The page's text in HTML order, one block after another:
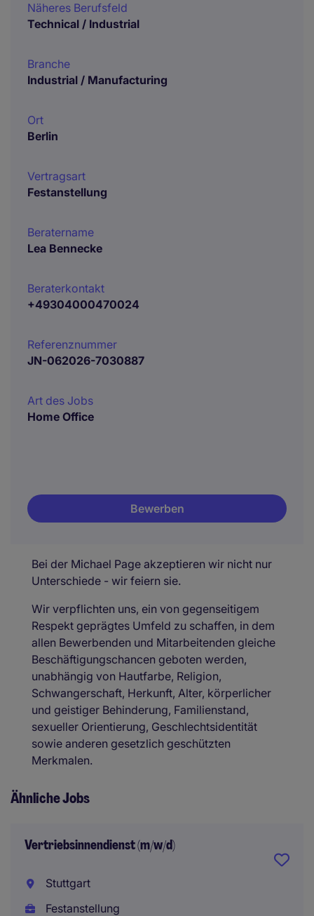
Näheres Berufsfeld
Technical / Industrial
Branche
Industrial / Manufacturing
Ort
Berlin
Vertragsart
Festanstellung
Beratername
Lea Bennecke
Beraterkontakt
+49304000470024
Referenznummer
JN-062026-7030887
Art des Jobs
Home Office
Bewerben
Bei der Michael Page akzeptieren wir nicht nur
Unterschiede - wir feiern sie.
Wir verpflichten uns, ein von gegenseitigem
Respekt geprägtes Umfeld zu schaffen, in dem
allen Bewerbenden und Mitarbeitenden gleiche
Beschäftigungschancen geboten werden,
unabhängig von Hautfarbe, Religion,
Schwangerschaft, Herkunft, Alter, körperlicher
und geistiger Behinderung, Familienstand,
sexueller Orientierung, Geschlechtsidentität
sowie anderen gesetzlich geschützten
Merkmalen.
Ähnliche Jobs
Vertriebsinnendienst (m/w/d)
Stuttgart
Festanstellung